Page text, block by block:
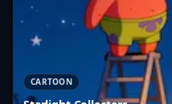
CARTOON